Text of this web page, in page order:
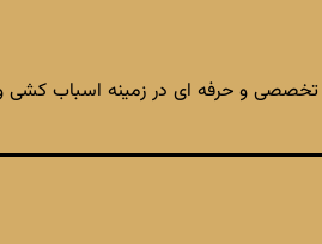
و حرفه ای در زمینه اسباب کشی و